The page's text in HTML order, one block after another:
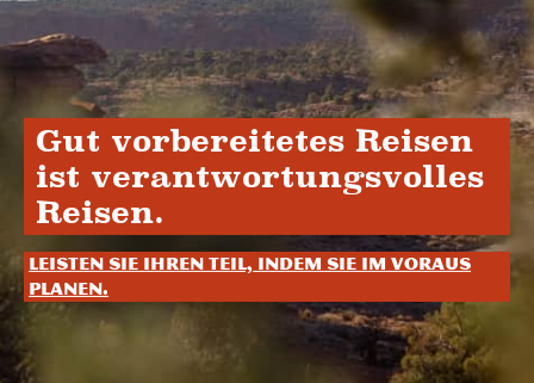
Gut vorbereitetes Reisen
ist verantwortungsvolles
Reisen.
Leisten Sie Ihren Teil, indem Sie im Voraus
planen.